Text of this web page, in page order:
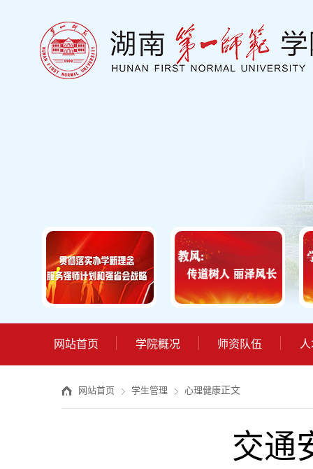
网站首页 学院概况 师资队伍
网站首页 学生管理 心理健康正文
交通